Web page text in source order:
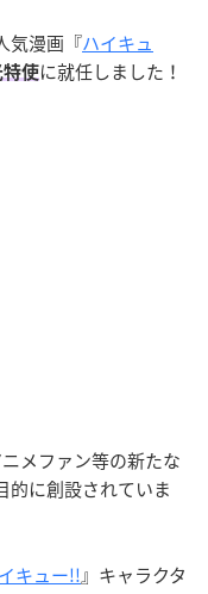
気漫画『ハイキュ
特使に就任しました！
メファン等の新たな
的に創設されていま
キュー!!』キャラクタ